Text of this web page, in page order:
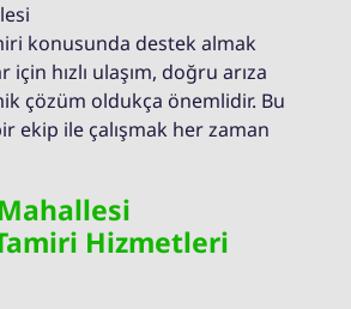
konusunda destek almak
için hızlı ulaşım, doğru arıza
çözüm oldukça önemlidir. Bu
ekip ile çalışmak her zaman
Hizmetleri